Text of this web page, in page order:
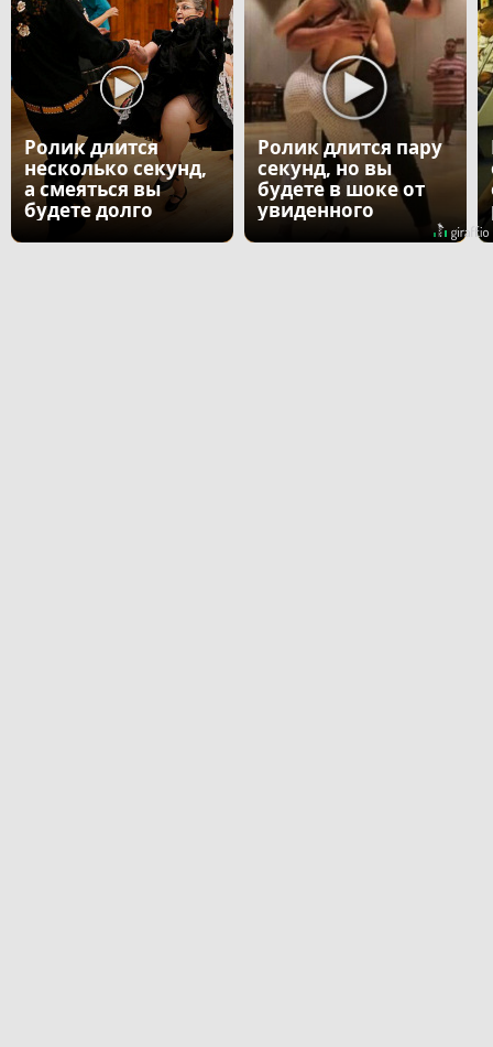
Ролик длится
несколько секунд,
а смеяться вы
будете долго
Ролик длится пару
секунд, но вы
будете в шоке от
увиденного